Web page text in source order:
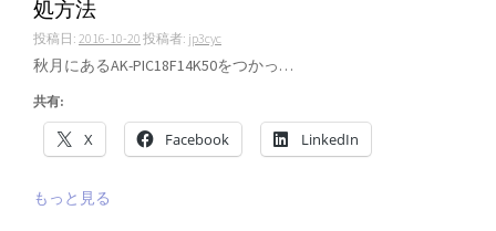
処方法
投稿日: 2016-10-20 投稿者: jp3cyc
秋月にあるAK-PIC18F14K50をつかっ…
共有:
X Facebook LinkedIn
もっと見る